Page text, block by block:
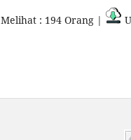
Melihat : 194 Orang |